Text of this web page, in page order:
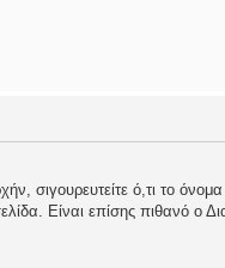
σιγουρευτείτε ό,τι το
Είναι επίσης πιθανό ο